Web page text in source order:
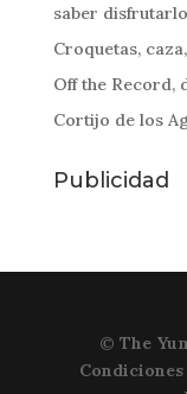
saber
Croquetas,
Off the Record,
Cortijo de los
Publicidad
© The
Condiciones